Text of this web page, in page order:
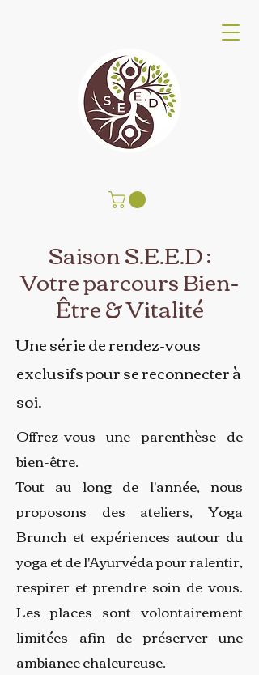
Saison S.E.E.D :
Votre parcours Bien-
Être & Vitalité
Une série de rendez-vous
exclusifs pour se reconnecter à
soi.
Offrez-vous une parenthèse de
bien-être.
Tout au long de l'année, nous
proposons des ateliers, Yoga
Brunch et expériences autour du
yoga et de l'Ayurvéda pour ralentir,
respirer et prendre soin de vous.
Les places sont volontairement
limitées afin de préserver une
ambiance chaleureuse.